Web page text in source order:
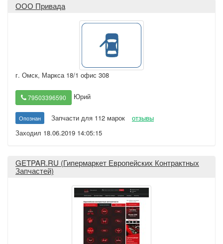
ООО Привада
г. Омск, Маркса 18/1 офис 308
79503396590 Юрий
Опознан Запчасти для 112 марок
отзывы
Заходил 18.06.2019 14:05:15
GETPAR.RU (Гипермаркет Европейских Контрактных
Запчастей)